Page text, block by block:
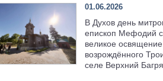
01.06.2026
В Духов день
епископ Мефодий
великое освящение
возрождённого
селе Верхний